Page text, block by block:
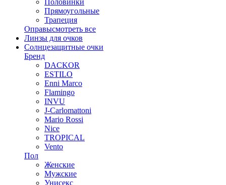
Прямоугольные
Трапеция
Оправысмотреть все
Линзы для очков
Солнцезащитные очки
Бренд
DACKOR
ESTILO
Enni Marco
Flamingo
INVU
J-Carlomattoni
Mario Rossi
Nice
TROPICAL
Vento
Пол
Женские
Мужские
Унисекс